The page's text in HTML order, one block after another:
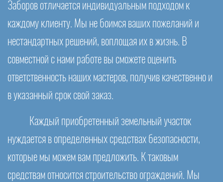
Заборов отличается индивидуальным подходом к
каждому клиенту. Мы не боимся ваших пожеланий и
нестандартных решений, воплощая их в жизнь. В
совместной с нами работе вы сможете оценить
ответственность наших мастеров, получив качественно и
в указанный срок свой заказ.
Каждый приобретенный земельный участок
нуждается в определенных средствах безопасности,
которые мы можем вам предложить. К таковым
средствам относится строительство ограждений. Мы